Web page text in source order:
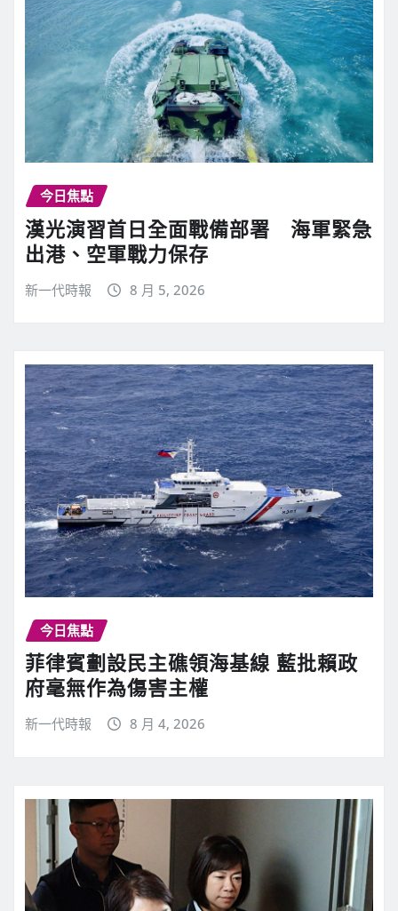
今日焦點
漢光演習首日全面戰備部署 海軍緊急
出港、空軍戰力保存
新一代時報 8 月 5, 2026
今日焦點
菲律賓劃設民主礁領海基線 藍批賴政
府毫無作為傷害主權
新一代時報 8 月 4, 2026